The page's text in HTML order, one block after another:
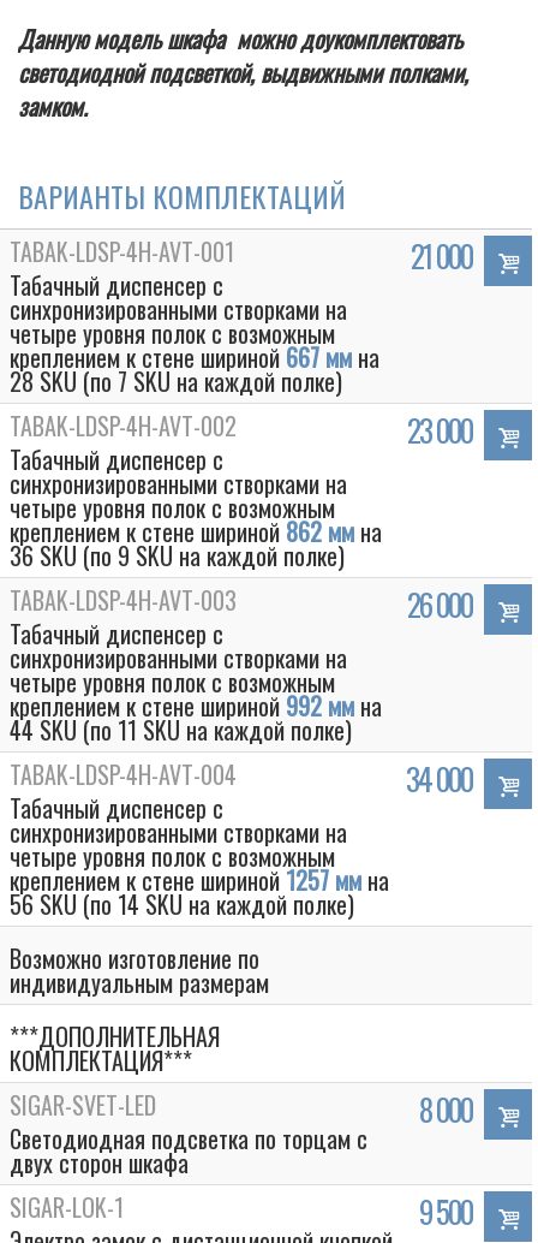
Данную модель шкафа можно доукомплектовать
светодиодной подсветкой, выдвижными полками,
замком.
ВАРИАНТЫ КОМПЛЕКТАЦИЙ
TABAK-LDSP-4H-AVT-001
Табачный диспенсер с
синхронизированными створками на
четыре уровня полок с возможным
креплением к стене шириной 667 мм на
28 SKU (по 7 SKU на каждой полке)
21 000
TABAK-LDSP-4H-AVT-002
Табачный диспенсер с
синхронизированными створками на
четыре уровня полок с возможным
креплением к стене шириной 862 мм на
36 SKU (по 9 SKU на каждой полке)
23 000
TABAK-LDSP-4H-AVT-003
Табачный диспенсер с
синхронизированными створками на
четыре уровня полок с возможным
креплением к стене шириной 992 мм на
44 SKU (по 11 SKU на каждой полке)
26 000
TABAK-LDSP-4H-AVT-004
Табачный диспенсер с
синхронизированными створками на
четыре уровня полок с возможным
креплением к стене шириной 1257 мм на
56 SKU (по 14 SKU на каждой полке)
34 000
Возможно изготовление по
индивидуальным размерам
***ДОПОЛНИТЕЛЬНАЯ
КОМПЛЕКТАЦИЯ***
SIGAR-SVET-LED
Светодиодная подсветка по торцам с
двух сторон шкафа
8 000
SIGAR-LOK-1
9 500